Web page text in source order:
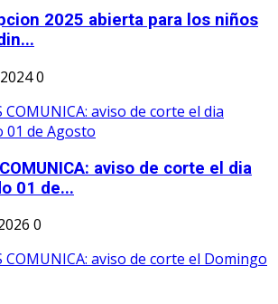
2025 abierta para los niños
0
aviso de corte el dia
01 de...
0